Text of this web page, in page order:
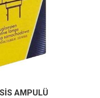
AMPULÜ